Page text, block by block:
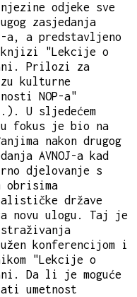
odjeke sve
zasjedanja
a, a predstavljeno
"Lekcije o
Prilozi za
kulturne
NOP-a"
U sljedećem
fokus je bio na
nakon drugog
AVNOJ-a kad
djelovanje s
obrisima
države
novu ulogu. Taj je
konferencijom i
"Lekcije o
Da li je moguće
umetnost